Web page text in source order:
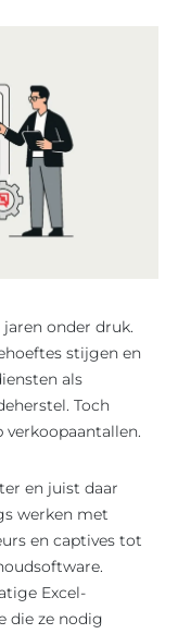
onder druk.
stijgen en
als
Toch
verkoopaantallen.
en juist daar
werken met
en captives tot
Excel-
die ze nodig